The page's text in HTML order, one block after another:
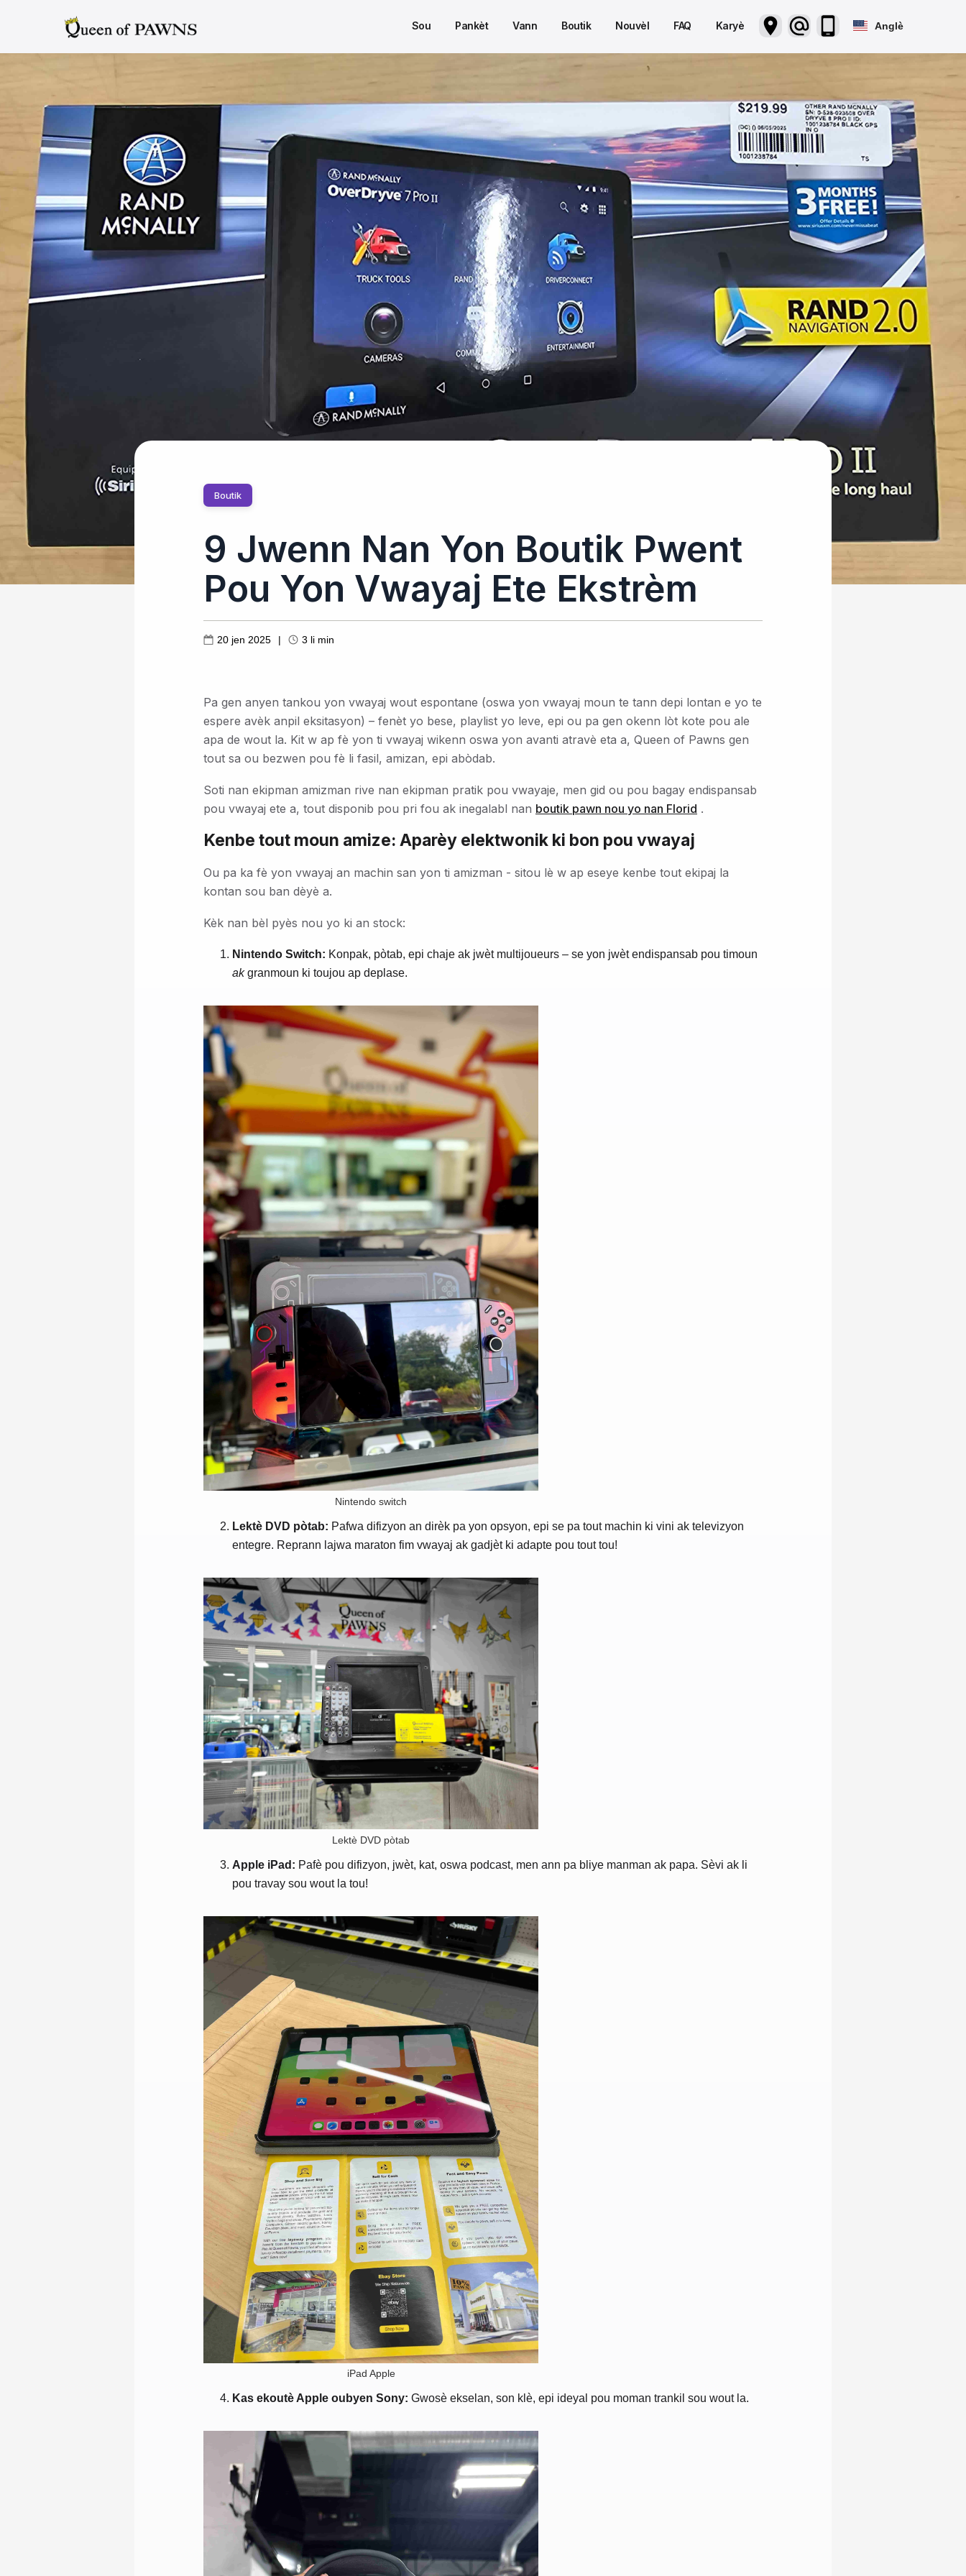
Sou Pankèt Vann Boutik Nouvèl FAQ Karyè Anglè
Boutik
9 Jwenn Nan Yon Boutik Pwent
Pou Yon Vwayaj Ete Ekstrèm
20 jen 2025 | 3 li min
Pa gen anyen tankou yon vwayaj wout espontane (oswa yon vwayaj moun te tann depi lontan e yo te
espere avèk anpil eksitasyon) – fenèt yo bese, playlist yo leve, epi ou pa gen okenn lòt kote pou ale
apa de wout la. Kit w ap fè yon ti vwayaj wikenn oswa yon avanti atravè eta a, Queen of Pawns gen
tout sa ou bezwen pou fè li fasil, amizan, epi abòdab.
Soti nan ekipman amizman rive nan ekipman pratik pou vwayaje, men gid ou pou bagay endispansab
pou vwayaj ete a, tout disponib pou pri fou ak inegalabl nan boutik pawn nou yo nan Florid .
Kenbe tout moun amize: Aparèy elektwonik ki bon pou vwayaj
Ou pa ka fè yon vwayaj an machin san yon ti amizman - sitou lè w ap eseye kenbe tout ekipaj la
kontan sou ban dèyè a.
Kèk nan bèl pyès nou yo ki an stock:
Nintendo Switch: Konpak, pòtab, epi chaje ak jwèt multijoueurs – se yon jwèt endispansab pou timoun
akgranmoun ki toujou ap deplase.
Nintendo switch
Lektè DVD pòtab: Pafwa difizyon an dirèk pa yon opsyon, epi se pa tout machin ki vini ak televizyon
entegre. Reprann lajwa maraton fim vwayaj ak gadjèt ki adapte pou tout tou!
Lektè DVD pòtab
Apple iPad: Pafè pou difizyon, jwèt, kat, oswa podcast, men ann pa bliye manman ak papa. Sèvi ak li
pou travay sou wout la tou!
iPad Apple
Kas ekoutè Apple oubyen Sony: Gwosè ekselan, son klè, epi ideyal pou moman trankil sou wout la.